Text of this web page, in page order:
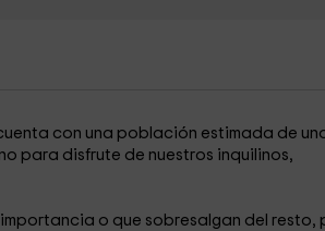
con una población estimada de
para disfrute de nuestros inquilinos,
o que sobresalgan del resto,